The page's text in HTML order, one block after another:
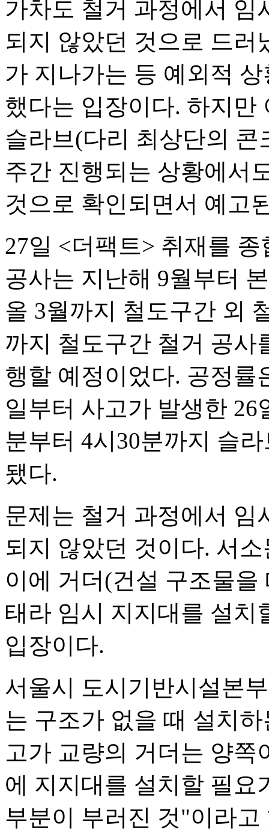
가차도 철거 과정에서 임
되지 않았던 것으로 드러
가 지나가는 등 예외적
했다는 입장이다. 하지만
슬라브(다리 최상단의
주간 진행되는 상황에서
것으로 확인되면서 예고
27일 <더팩트> 취재를
공사는 지난해 9월부터
올 3월까지 철도구간 외
까지 철도구간 철거 공사
행할 예정이었다. 공정률
일부터 사고가 발생한 26
분부터 4시30분까지 슬
됐다.
문제는 철거 과정에서 임
되지 않았던 것이다. 서
이에 거더(건설 구조물
태라 임시 지지대를 설치
입장이다.
서울시 도시기반시설본
는 구조가 없을 때 설치
고가 교량의 거더는 양쪽
에 지지대를 설치할 필요
부분이 부러진 것"이라고